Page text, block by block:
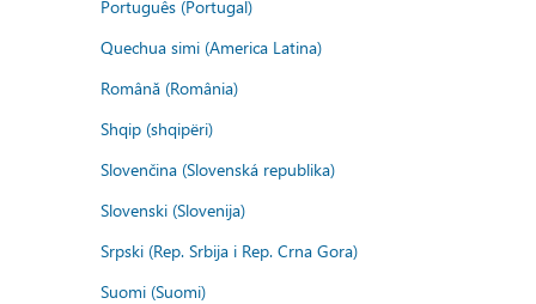
Português (Portugal)
Quechua simi (America Latina)
Română (România)
Shqip (shqipëri)
Slovenčina (Slovenská republika)
Slovenski (Slovenija)
Srpski (Rep. Srbija i Rep. Crna Gora)
Suomi (Suomi)